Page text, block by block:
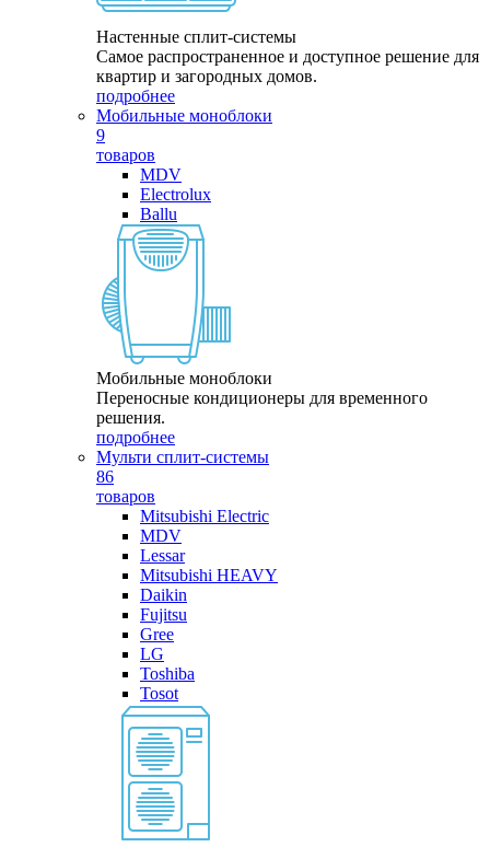
Настенные сплит-системы
Самое распространенное и доступное решение для
квартир и загородных домов.
подробнее
Мобильные моноблоки
9
товаров
MDV
Electrolux
Ballu
Мобильные моноблоки
Переносные кондиционеры для временного
решения.
подробнее
Мульти сплит-системы
86
товаров
Mitsubishi Electric
MDV
Lessar
Mitsubishi HEAVY
Daikin
Fujitsu
Gree
LG
Toshiba
Tosot